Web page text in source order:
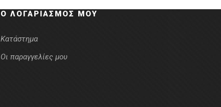
Ο ΛΟΓΑΡΙΑΣΜΌΣ ΜΟΥ
Κατάστημα
Οι παραγγελίες μου